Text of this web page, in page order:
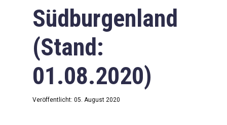
Südburgenland
(Stand:
01.08.2020)
Veröffentlicht: 05. August 2020